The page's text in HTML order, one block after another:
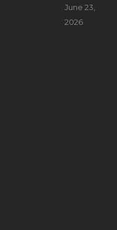
June 23,
2026